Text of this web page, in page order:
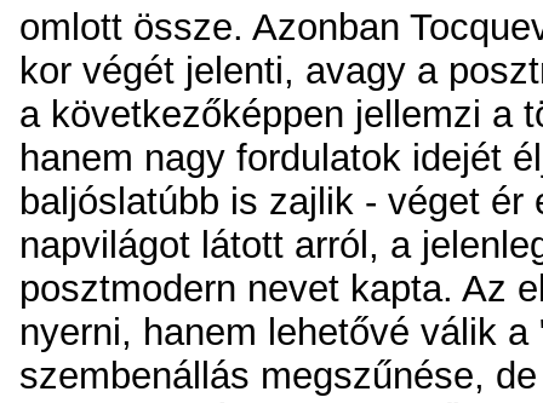
omlott össze. Azonban
kor végét jelenti, avagy a
a következőképpen jellemzi a
hanem nagy fordulatok idejét
baljóslatúbb is zajlik - véget
napvilágot látott arról, a
posztmodern nevet kapta. Az
nyerni, hanem lehetővé válik
szembenállás megszűnése,